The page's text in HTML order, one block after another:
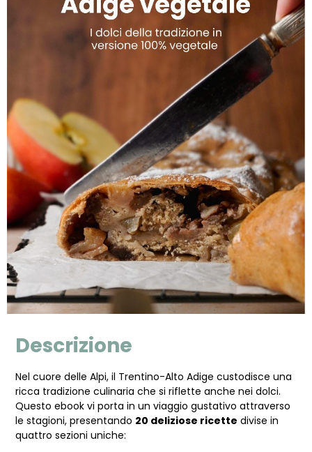
Descrizione
Nel cuore delle Alpi, il Trentino-Alto Adige custodisce una
ricca tradizione culinaria che si riflette anche nei dolci.
Questo ebook vi porta in un viaggio gustativo attraverso
le stagioni, presentando 20 deliziose ricette divise in
quattro sezioni uniche: